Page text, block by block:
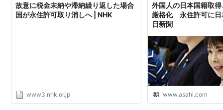
故意に税金未納や滞納繰り返した場合
国が永住許可取り消しへ | NHK
www3.nhk.or.jp
外国人の日本国籍取
厳格化 永住許可に日
日新聞
www.asahi.com